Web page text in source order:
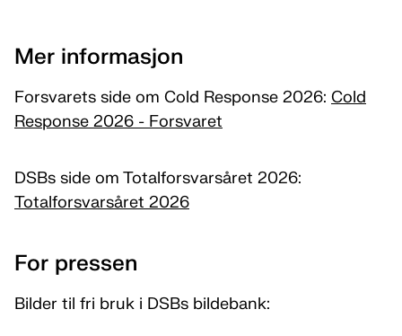
Mer informasjon
Forsvarets side om Cold Response 2026: Cold
Response 2026 - Forsvaret
DSBs side om Totalforsvarsåret 2026:
Totalforsvarsåret 2026
For pressen
Bilder til fri bruk i DSBs bildebank: